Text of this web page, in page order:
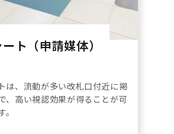
ト（申請媒体）
は、流動が多い改札口付近に掲
、高い視認効果が得ることが可